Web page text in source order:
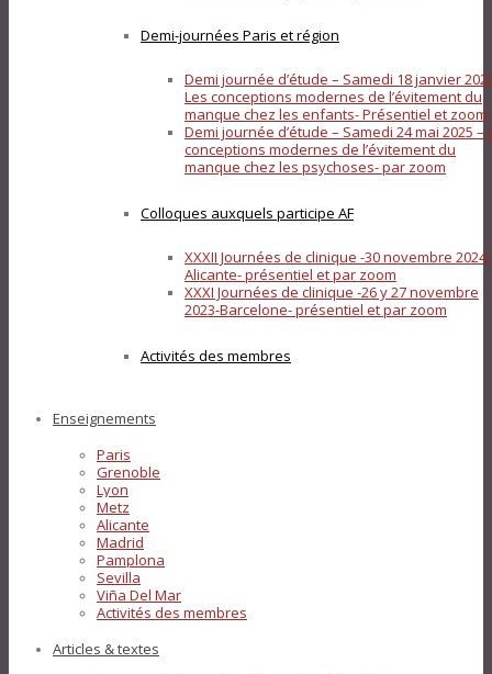
Demi-journées Paris et région
Demi journée d’étude – Samedi 18 janvier
Les conceptions modernes de l’évitement du
manque chez les enfants- Présentiel et zoom
Demi journée d’étude – Samedi 24 mai 2025 –
conceptions modernes de l’évitement du
manque chez les psychoses- par zoom
Colloques auxquels participe AF
XXXII Journées de clinique -30 novembre 2024-
Alicante- présentiel et par zoom
XXXI Journées de clinique -26 y 27 novembre
2023-Barcelone- présentiel et par zoom
Activités des membres
Enseignements
Paris
Grenoble
Lyon
Metz
Alicante
Madrid
Pamplona
Sevilla
Viña Del Mar
Activités des membres
Articles & textes